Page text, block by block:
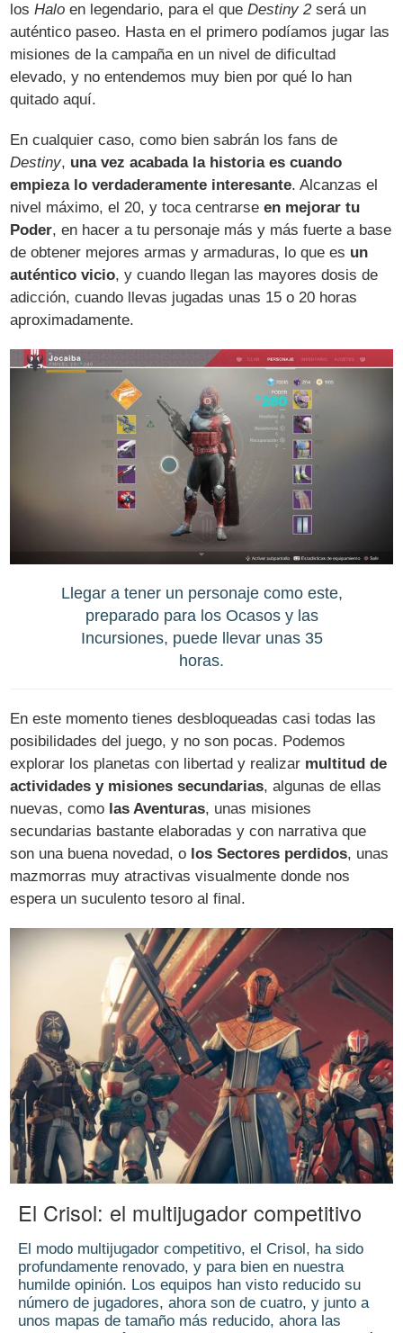
losHalo en legendario, para el queDestiny 2será un
auténtico paseo. Hasta en el primero podíamos jugar las
misiones de la campaña en un nivel de dificultad
elevado, y no entendemos muy bien por qué lo han
quitado aquí.
En cualquier caso, como bien sabrán los fans de
Destiny, una vez acabada la historia es cuando
empieza lo verdaderamente interesante. Alcanzas el
nivel máximo, el 20, y toca centrarseen mejorar tu
Poder, en hacer a tu personaje más y más fuerte a base
de obtener mejores armas y armaduras, lo que es un
auténtico vicio, y cuando llegan las mayores dosis de
adicción, cuando llevas jugadas unas 15 o 20 horas
aproximadamente.
Llegar a tener un personaje como este,
preparado para los Ocasos y las
Incursiones, puede llevar unas 35
horas.
En este momento tienes desbloqueadas casi todas las
posibilidades del juego, y no son pocas. Podemos
explorar los planetas con libertad y realizar multitud de
actividades y misiones secundarias, algunas de ellas
nuevas, como las Aventuras, unas misiones
secundarias bastante elaboradas y con narrativa que
son una buena novedad, o los Sectores perdidos, unas
mazmorras muy atractivas visualmente donde nos
espera un suculento tesoro al final.
El Crisol: el multijugador competitivo
El modo multijugador competitivo, el Crisol, ha sido
profundamente renovado, y para bien en nuestra
humilde opinión. Los equipos han visto reducido su
número de jugadores, ahora son de cuatro, y junto a
unos mapas de tamaño más reducido, ahora las